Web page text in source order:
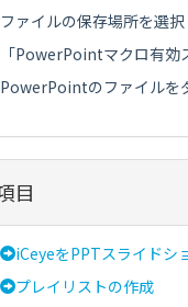
ファイルの保存場所を選択
「PowerPointマクロ有効
PowerPointのファイルを
目
iCeyeをPPTスライドシ
プレイリストの作成